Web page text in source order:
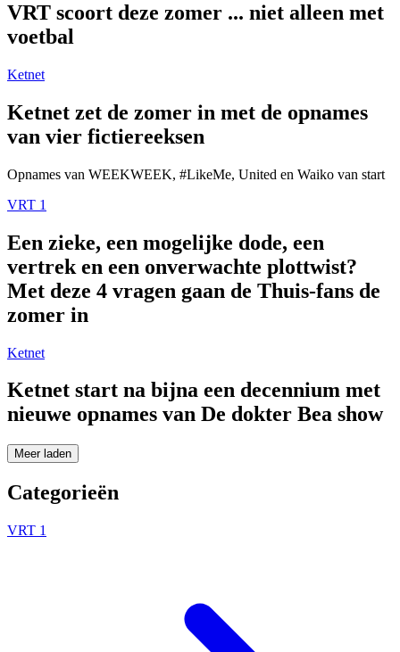
VRT scoort deze zomer ... niet alleen met
voetbal
Ketnet
Ketnet zet de zomer in met de opnames
van vier fictiereeksen
Opnames van WEEKWEEK, #LikeMe, United en Waiko van start
VRT 1
Een zieke, een mogelijke dode, een
vertrek en een onverwachte plottwist?
Met deze 4 vragen gaan de Thuis-fans de
zomer in
Ketnet
Ketnet start na bijna een decennium met
nieuwe opnames van De dokter Bea show
Meer laden
Categorieën
VRT 1